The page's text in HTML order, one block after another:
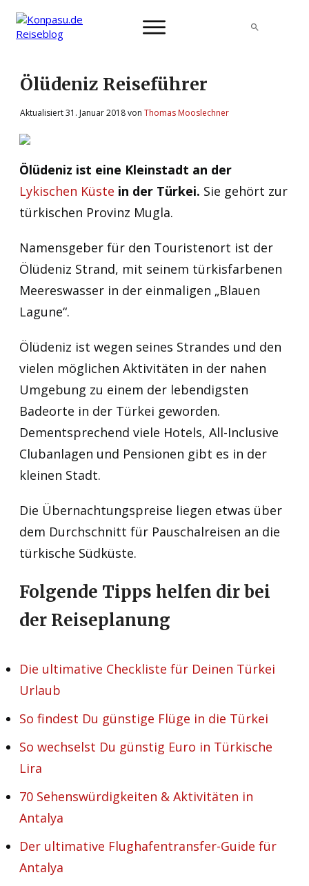
Buchen
Blog
Ölüdeniz Reiseführer
Aktualisiert31. Januar 2018von Thomas Mooslechner
Ölüdeniz ist eine Kleinstadt an der
Lykischen Küste in der Türkei. Sie gehört zur
türkischen Provinz Mugla.
Namensgeber für den Touristenort ist der
Ölüdeniz Strand, mit seinem türkisfarbenen
Meereswasser in der einmaligen „Blauen
Lagune“.
Ölüdeniz ist wegen seines Strandes und den
vielen möglichen Aktivitäten in der nahen
Umgebung zu einem der lebendigsten
Badeorte in der Türkei geworden.
Dementsprechend viele Hotels, All-Inclusive
Clubanlagen und Pensionen gibt es in der
kleinen Stadt.
Die Übernachtungspreise liegen etwas über
dem Durchschnitt für Pauschalreisen an die
türkische Südküste.
Folgende Tipps helfen dir bei
der Reiseplanung
Die ultimative Checkliste für Deinen Türkei
Urlaub
So findest Du günstige Flüge in die Türkei
So wechselst Du günstig Euro in Türkische
Lira
70 Sehenswürdigkeiten & Aktivitäten in
Antalya
Der ultimative Flughafentransfer-Guide für
Antalya